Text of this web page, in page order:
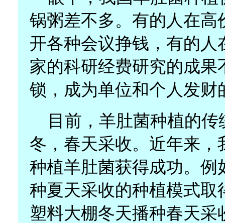
锅粥差不多。有的人在
开各种会议挣钱，有的
家的科研经费研究的成
锁，成为单位和个人发
目前，羊肚菌种植的传
冬，春天采收。近年来
种植羊肚菌获得成功。
种夏天采收的种植模式
塑料大棚冬天播种春天